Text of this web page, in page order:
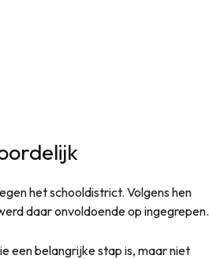
het schooldistrict. Volgens hen
daar onvoldoende op ingegrepen.
een belangrijke stap is, maar niet